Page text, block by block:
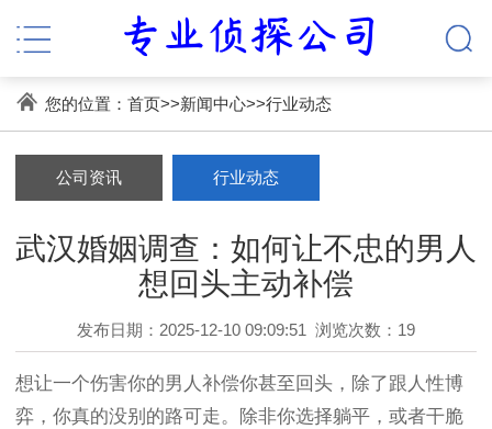
您的位置： 首页>>新闻中心>>行业动态
公司资讯 行业动态
武汉婚姻调查：如何让不忠的男人
想回头主动补偿
发布日期：2025-12-10 09:09:51 浏览次数：19
想让一个伤害你的男人补偿你甚至回头，除了跟人性博
弈，你真的没别的路可走。除非你选择躺平，或者干脆